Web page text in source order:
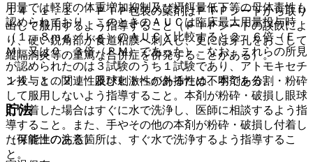
用量では軽度の体重増加抑制及び摂餌量低下等の母体毒性も
認められており、このときのＡＵＣは臨床最大用量投与時
（１．８ｍｇ／ｋｇ）のＡＵＣと比較すると２．６倍（Ｅ
Ｍ）又は０．３倍（ＰＭ）であった）。なお、これらの所見
が認められたのは３試験のうち１試験であり、アトモキセチ
ン投与との関連性及びヒトへの外挿性は不明である。
貯法
（保管上の注意）
１４．１．１． ＰＴＰ包装の薬剤はＰＴＰシートから取り
出して服用するよう指導すること（ＰＴＰシートの誤飲によ
り、硬い鋭角部が食道粘膜へ刺入し、更には穿孔をおこして
縦隔洞炎等の重篤な合併症を併発することがある）。
１４．１．２． 眼球刺激性があるため、本剤を分割・粉砕
して服用しないよう指導すること。本剤が粉砕・破損し眼球
に付着した場合はすぐに水で洗浄し、医師に相談するよう指
導すること。また、手やその他の本剤が粉砕・破損し付着し
た可能性のある箇所は、すぐ水で洗浄するよう指導するこ
と。